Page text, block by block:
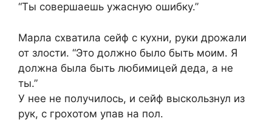
“Ты совершаешь ужасную ошибку.”
Марла схватила сейф с кухни, руки дрожали
от злости. “Это должно было быть моим. Я
должна была быть любимицей деда, а не
ты.”
У нее не получилось, и сейф выскользнул из
рук, с грохотом упав на пол.